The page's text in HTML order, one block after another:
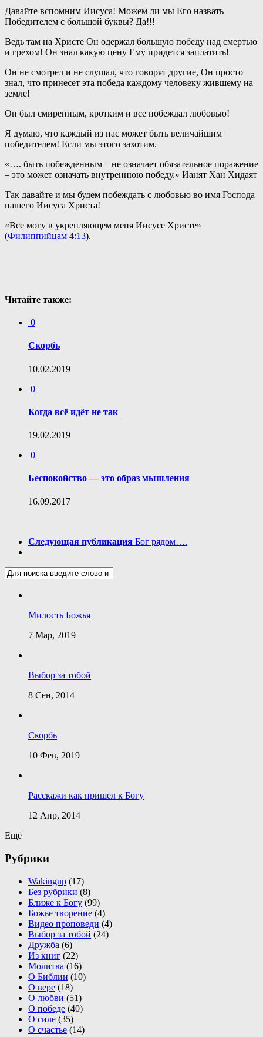
Давайте вспомним Иисуса! Можем ли мы Его назвать
Победителем с большой буквы? Да!!!
Ведь там на Христе Он одержал большую победу над смертью
и грехом! Он знал какую цену Ему придется заплатить!
Он не смотрел и не слушал, что говорят другие, Он просто
знал, что принесет эта победа каждому человеку жившему на
земле!
Он был смиренным, кротким и все побеждал любовью!
Я думаю, что каждый из нас может быть величайшим
победителем! Если мы этого захотим.
«…. быть побежденным – не означает обязательное поражение
– это может означать внутреннюю победу.» Ианят Хан Хидаят
Так давайте и мы будем побеждать с любовью во имя Господа
нашего Иисуса Христа!
«Все могу в укрепляющем меня Иисусе Христе»
(Филиппийцам 4:13).
Читайте также:
0
Скорбь
10.02.2019
0
Когда всё идёт не так
19.02.2019
0
Беспокойство — это образ мышления
16.09.2017
Следующая публикация Бог рядом….
Милость Божья
7 Мар, 2019
Выбор за тобой
8 Сен, 2014
Скорбь
10 Фев, 2019
Расскажи как пришел к Богу
12 Апр, 2014
Ещё
Рубрики
Wakingup (17)
Без рубрики (8)
Ближе к Богу (99)
Божье творение (4)
Видео проповеди (4)
Выбор за тобой (24)
Дружба (6)
Из книг (22)
Молитва (16)
О Библии (10)
О вере (18)
О любви (51)
О победе (40)
О силе (35)
О счастье (14)